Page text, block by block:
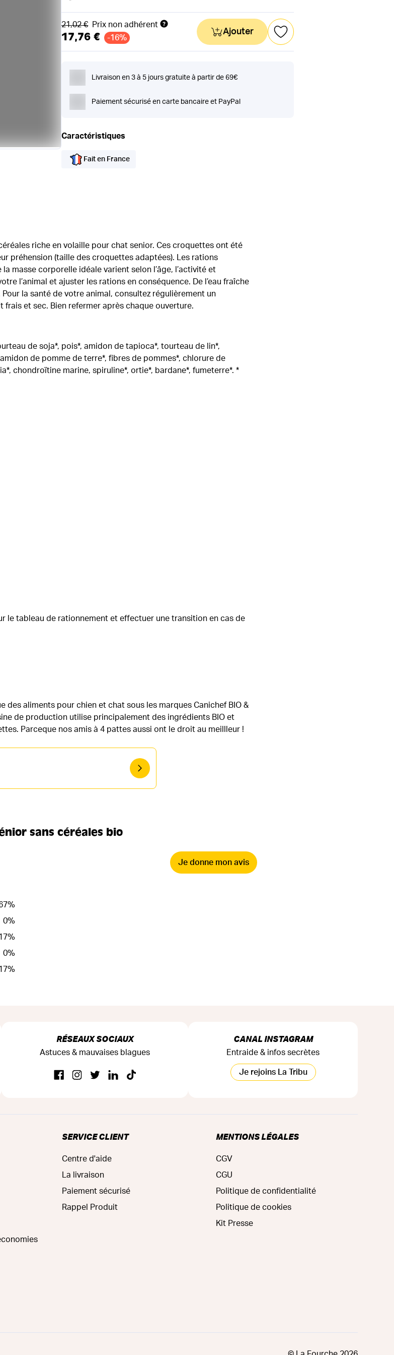
Ancien prix
21,02 € Prix non adhérent
17,76 € -16%
Ajouter
Livraison en 3 à 5 jours gratuite à partir de 69€
Paiement sécurisé en carte bancaire et PayPal
Caractéristiques
Fait en France
riche en volaille pour chat senior. Ces croquettes ont été
préhension (taille des croquettes adaptées). Les rations
masse corporelle idéale varient selon l’âge, l’activité et
l’animal et ajuster les rations en conséquence. De l’eau fraîche
la santé de votre animal, consultez régulièrement un
frais et sec. Bien refermer après chaque ouverture.
de soja*, pois*, amidon de tapioca*, tourteau de lin*,
de pomme de terre*, fibres de pommes*, chlorure de
chondroïtine marine, spiruline*, ortie*, bardane*, fumeterre*. *
le tableau de rationnement et effectuer une transition en cas de
des aliments pour chien et chat sous les marques Canichef BIO &
de production utilise principalement des ingrédients BIO et
Parceque nos amis à 4 pattes aussi ont le droit au meillleur !
sans céréales bio
Je donne mon avis
%
0%
%
0%
%
RÉSEAUX SOCIAUX
Astuces & mauvaises blagues
CANAL INSTAGRAM
Entraide & infos secrètes
Je rejoins La Tribu
SERVICE CLIENT
Centre d'aide
La livraison
Paiement sécurisé
Rappel Produit
MENTIONS LÉGALES
CGV
CGU
Politique de confidentialité
Politique de cookies
Kit Presse